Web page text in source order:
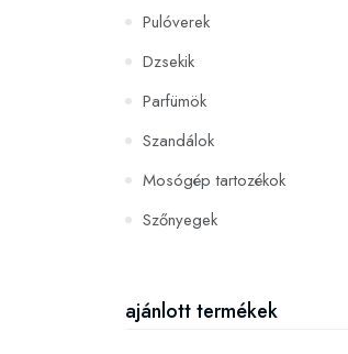
Pulóverek
Dzsekik
Parfümök
Szandálok
Mosógép tartozékok
Szőnyegek
Szerszámok és gépek
ajánlott termékek